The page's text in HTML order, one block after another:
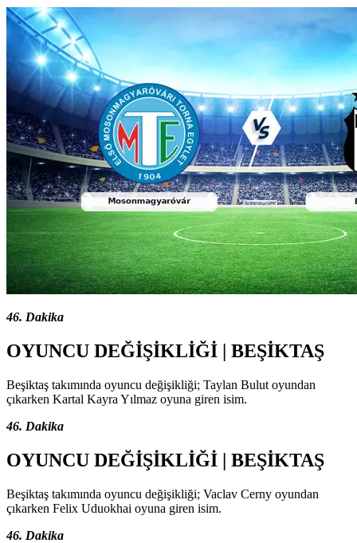
46. Dakika
OYUNCU DEĞİŞİKLİĞİ | BEŞİKTAŞ
Beşiktaş takımında oyuncu değişikliği; Taylan Bulut oyundan
çıkarken Kartal Kayra Yılmaz oyuna giren isim.
46. Dakika
OYUNCU DEĞİŞİKLİĞİ | BEŞİKTAŞ
Beşiktaş takımında oyuncu değişikliği; Vaclav Cerny oyundan
çıkarken Felix Uduokhai oyuna giren isim.
46. Dakika